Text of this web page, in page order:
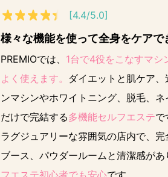
[4.4/5.0]
様々な機能を使って全身をケアで
PREMIOでは、 1台で4役をこなすマ
よく使えます。 ダイエットと肌ケア
ンマシンやホワイトニング、脱毛、
だけで完結する多機能セルフエステで
ラグジュアリーな雰囲気の店内で、
ブース、パウダールームと清潔感があ
フエステ初心者でも安心です。